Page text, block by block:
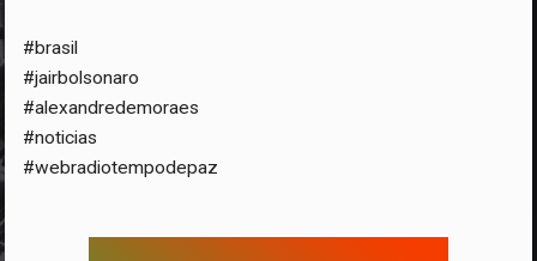
#brasil
#jairbolsonaro
#alexandredemoraes
#noticias
#webradiotempodepaz